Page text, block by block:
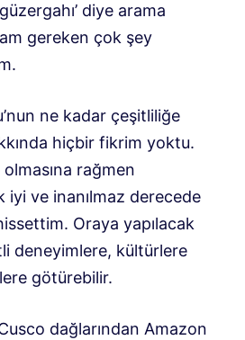
diye arama
gereken çok şey
ne kadar çeşitliliğe
hiçbir fikrim yoktu.
rağmen
iyi ve inanılmaz derecede
Oraya yapılacak
deneyimlere, kültürlere
götürebilir.
dağlarından Amazon